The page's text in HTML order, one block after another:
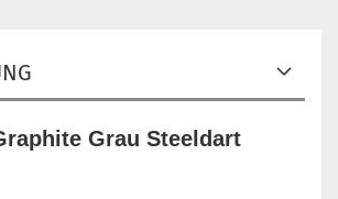
Grau Steeldart